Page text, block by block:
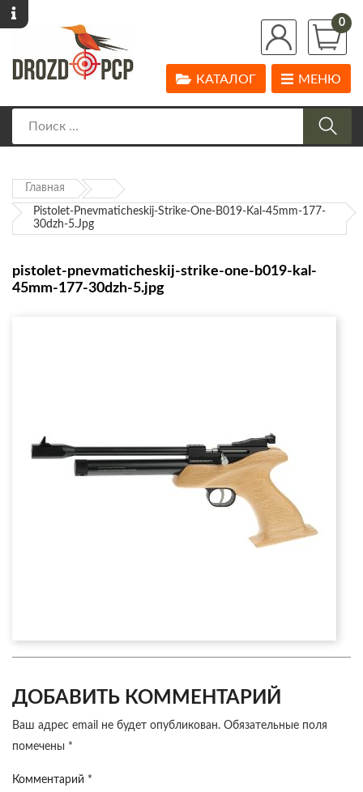
0
МЕНЮ
КАТАЛОГ
Главная
Pistolet-Pnevmaticheskij-Strike-One-B019-Kal-45mm-177-
30dzh-5.jpg
pistolet-pnevmaticheskij-strike-one-b019-kal-
45mm-177-30dzh-5.jpg
ДОБАВИТЬ КОММЕНТАРИЙ
Ваш адрес email не будет опубликован. Обязательные поля
помечены *
Комментарий *